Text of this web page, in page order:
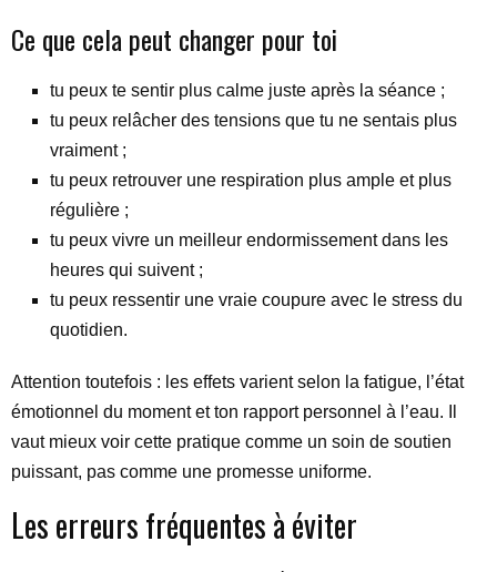
Ce que cela peut changer pour toi
tu peux te sentir plus calme juste après la séance ;
tu peux relâcher des tensions que tu ne sentais plus
vraiment ;
tu peux retrouver une respiration plus ample et plus
régulière ;
tu peux vivre un meilleur endormissement dans les
heures qui suivent ;
tu peux ressentir une vraie coupure avec le stress du
quotidien.
Attention toutefois : les effets varient selon la fatigue, l’état
émotionnel du moment et ton rapport personnel à l’eau. Il
vaut mieux voir cette pratique comme un soin de soutien
puissant, pas comme une promesse uniforme.
Les erreurs fréquentes à éviter